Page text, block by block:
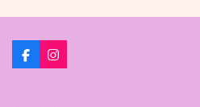
F
a
I
n